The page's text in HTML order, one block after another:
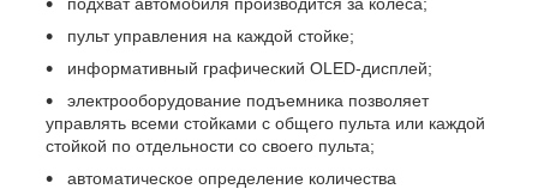
пульт управления на каждой стойке;
информативный графический OLED-дисплей;
электрооборудование подъемника позволяет
управлять всеми стойками с общего пульта или каждой
стойкой по отдельности со своего пульта;
автоматическое определение количества